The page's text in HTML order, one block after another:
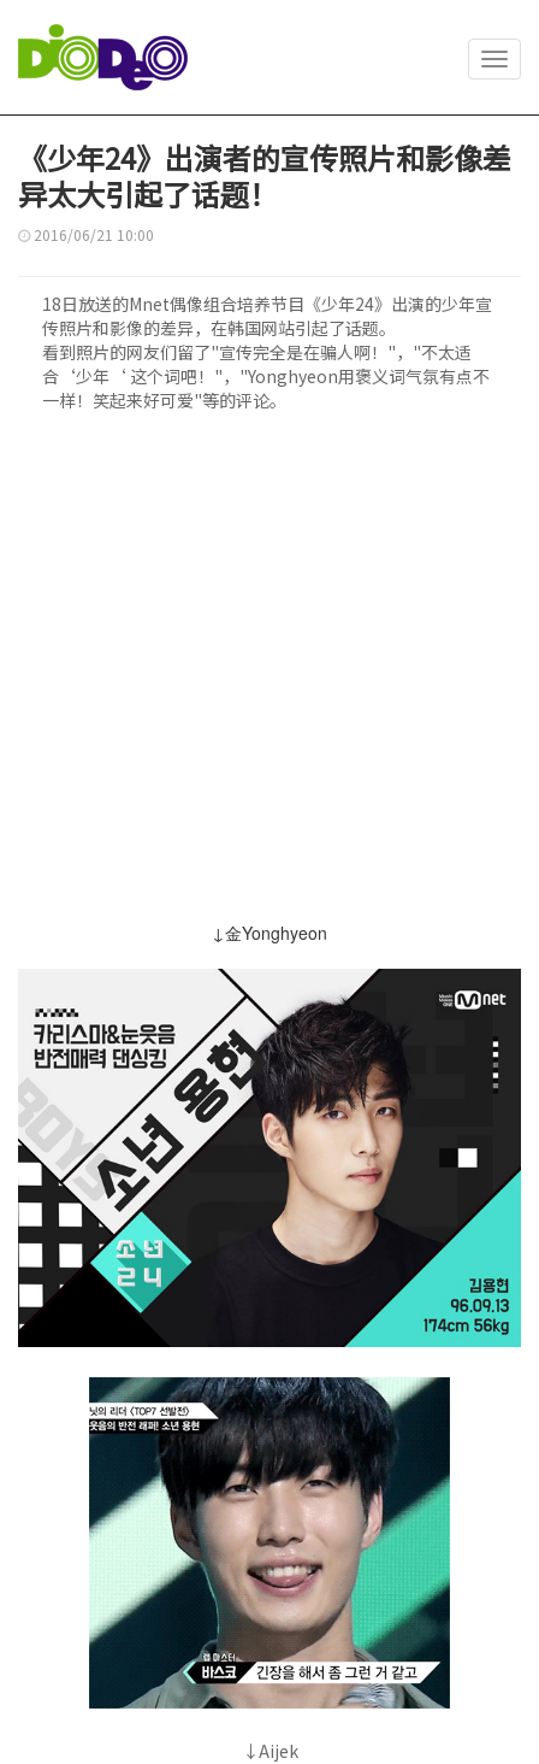
《少年24》出演者的宣传照片和影像差
异太大引起了话题！
2016/06/21 10:00
18日放送的Mnet偶像组合培养节目《少年24》出演的少年宣
传照片和影像的差异，在韩国网站引起了话题。
看到照片的网友们留了"宣传完全是在骗人啊！"，"不太适
合‘少年‘ 这个词吧！"，"Yonghyeon用褒义词气氛有点不
一样！笑起来好可爱"等的评论。
↓金Yonghyeon
↓Aijek